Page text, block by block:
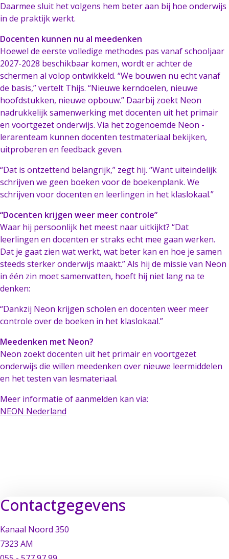
Daarmee sluit het volgens hem beter aan bij hoe onderwijs
in de praktijk werkt.
Docenten kunnen nu al meedenken
Hoewel de eerste volledige methodes pas vanaf schooljaar
2027-2028 beschikbaar komen, wordt er achter de
schermen al volop ontwikkeld. “We bouwen nu echt vanaf
de basis,” vertelt Thijs. “Nieuwe kerndoelen, nieuwe
hoofdstukken, nieuwe opbouw.” Daarbij zoekt Neon
nadrukkelijk samenwerking met docenten uit het primair
en voortgezet onderwijs. Via het zogenoemde Neon -
lerarenteam kunnen docenten testmateriaal bekijken,
uitproberen en feedback geven.
“Dat is ontzettend belangrijk,” zegt hij. “Want uiteindelijk
schrijven we geen boeken voor de boekenplank. We
schrijven voor docenten en leerlingen in het klaslokaal.”
“Docenten krijgen weer meer controle”
Waar hij persoonlijk het meest naar uitkijkt? “Dat
leerlingen en docenten er straks echt mee gaan werken.
Dat je gaat zien wat werkt, wat beter kan en hoe je samen
steeds sterker onderwijs maakt.” Als hij de missie van Neon
in één zin moet samenvatten, hoeft hij niet lang na te
denken:
“Dankzij Neon krijgen scholen en docenten weer meer
controle over de boeken in het klaslokaal.”
Meedenken met Neon?
Neon zoekt docenten uit het primair en voortgezet
onderwijs die willen meedenken over nieuwe leermiddelen
en het testen van lesmateriaal.
Meer informatie of aanmelden kan via:
NEON Nederland
Contactgegevens
Kanaal Noord 350
7323 AM